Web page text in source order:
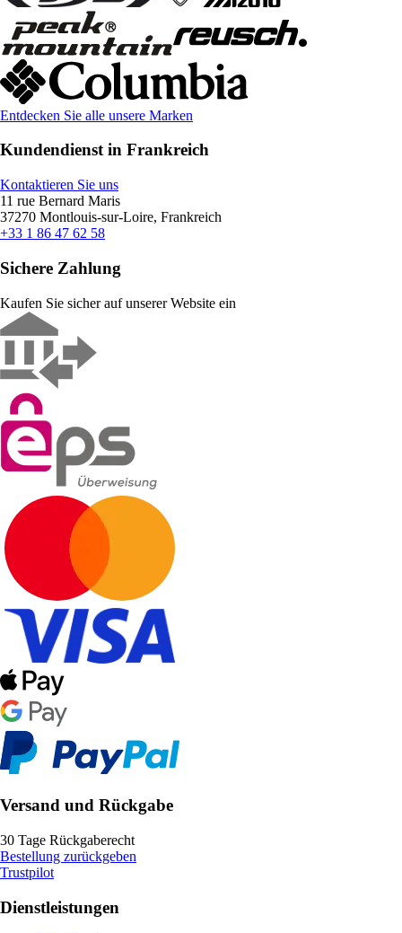
Entdecken Sie alle unsere Marken
Kundendienst in Frankreich
Kontaktieren Sie uns
11 rue Bernard Maris
37270 Montlouis-sur-Loire, Frankreich
+33 1 86 47 62 58
Sichere Zahlung
Kaufen Sie sicher auf unserer Website ein
Versand und Rückgabe
30 Tage Rückgaberecht
Bestellung zurückgeben
Trustpilot
Dienstleistungen